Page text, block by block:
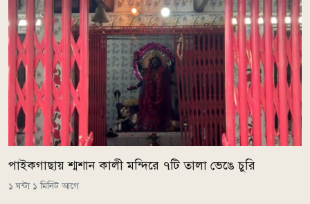
পাইকগাছায় শ্মশান কালী মন্দিরে ৭টি তালা ভেঙে চুরি
১ ঘন্টা ১ মিনিট আগে